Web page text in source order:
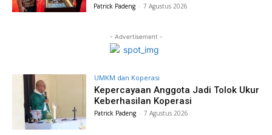
Patrick Padeng - 7 Agustus 2026
- Advertisement -
UMKM dan Koperasi
Kepercayaan Anggota Jadi Tolok Ukur
Keberhasilan Koperasi
Patrick Padeng - 7 Agustus 2026